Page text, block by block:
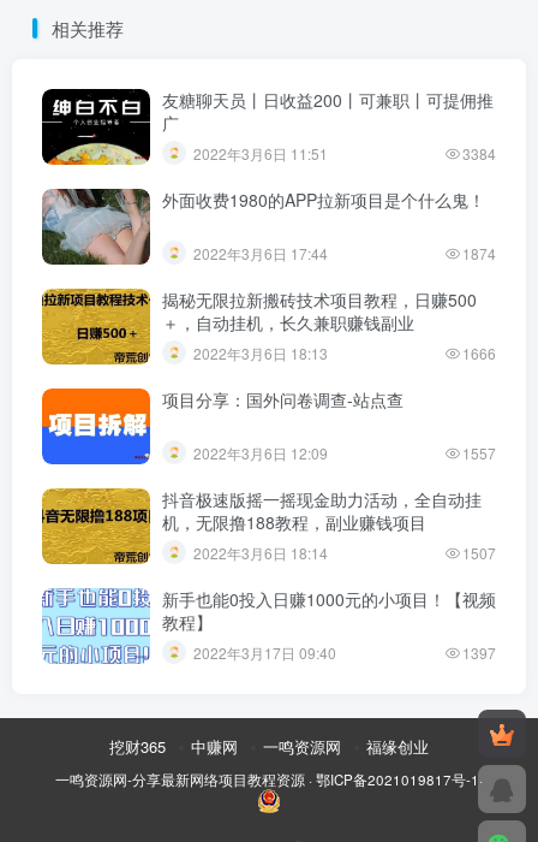
相关推荐
​友糖聊天员丨日收益200丨可兼职丨可提佣推
广
2022年3月6日 11:51 3384
外面收费1980的APP拉新项目是个什么鬼！
2022年3月6日 17:44 1874
揭秘无限拉新搬砖技术项目教程，日赚500
＋，自动挂机，长久兼职赚钱副业
2022年3月6日 18:13 1666
项目分享：国外问卷调查-站点查
2022年3月6日 12:09 1557
抖音极速版摇一摇现金助力活动，全自动挂
机，无限撸188教程，副业赚钱项目
2022年3月6日 18:14 1507
新手也能0投入日赚1000元的小项目！【视频
教程】
2022年3月17日 09:40 1397
挖财365 中赚网 一鸣资源网 福缘创业
一鸣资源网-分享最新网络项目教程资源 · 鄂ICP备2021019817号-1 ·